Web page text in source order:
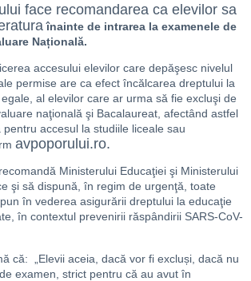
face recomandarea ca elevilor sa
înainte de intrarea la examenele de
Națională.
accesului elevilor care depăşesc nivelul
permise are ca efect încălcarea dreptului la
al elevilor care ar urma să fie excluşi de
naţională şi Bacalaureat, afectând astfel
accesul la studiile liceale sau
avpoporului.ro.
Ministerului Educaţiei şi Ministerului
şi să dispună, în regim de urgenţă, toate
în vederea asigurării dreptului la educaţie
în contextul prevenirii răspândirii SARS-CoV-
că: „Elevii aceia, dacă vor fi excluși, dacă nu
examen, strict pentru că au avut în